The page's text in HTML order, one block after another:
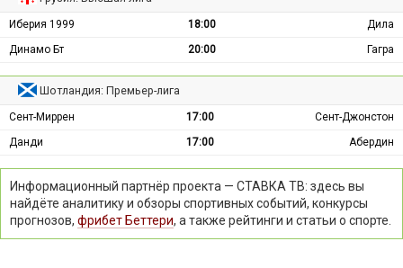
Иберия 1999 18:00
Дила
Динамо Бт
20:00 Гагра
Шотландия: Премьер-лига
Сент-Миррен 17:00
Сент-Джонстон
Данди
17:00 Абердин
Информационный партнёр проекта — СТАВКА ТВ: здесь вы
найдёте аналитику и обзоры спортивных событий, конкурсы
прогнозов, фрибет Беттери, а также рейтинги и статьи о спорте.